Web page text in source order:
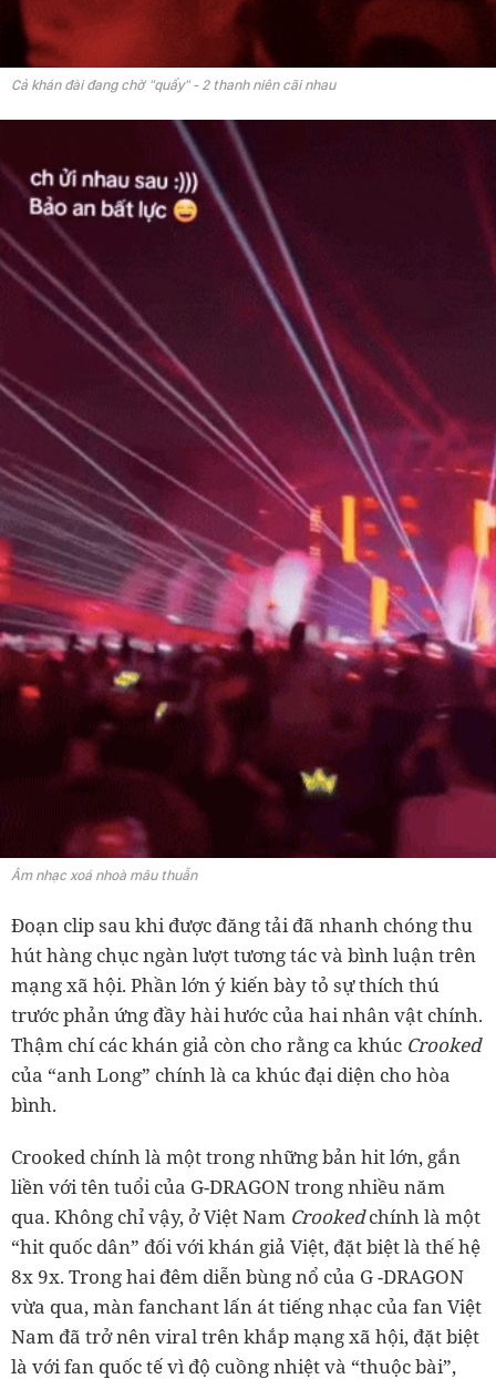
Cả khán đài đang chờ "quẩy" - 2 thanh niên cãi nhau
Âm nhạc xoá nhoà mâu thuẫn
Đoạn clip sau khi được đăng tải đã nhanh chóng thu
hút hàng chục ngàn lượt tương tác và bình luận trên
mạng xã hội. Phần lớn ý kiến bày tỏ sự thích thú
trước phản ứng đầy hài hước của hai nhân vật chính.
Thậm chí các khán giả còn cho rằng ca khúc Crooked
của “anh Long” chính là ca khúc đại diện cho hòa
bình.
Crooked chính là một trong những bản hit lớn, gắn
liền với tên tuổi của G-DRAGON trong nhiều năm
qua. Không chỉ vậy, ở Việt Nam Crookedchính là một
“hit quốc dân” đối với khán giả Việt, đặt biệt là thế hệ
8x 9x. Trong hai đêm diễn bùng nổ của G -DRAGON
vừa qua, màn fanchant lấn át tiếng nhạc của fan Việt
Nam đã trở nên viral trên khắp mạng xã hội, đặt biệt
là với fan quốc tế vì độ cuồng nhiệt và “thuộc bài”,